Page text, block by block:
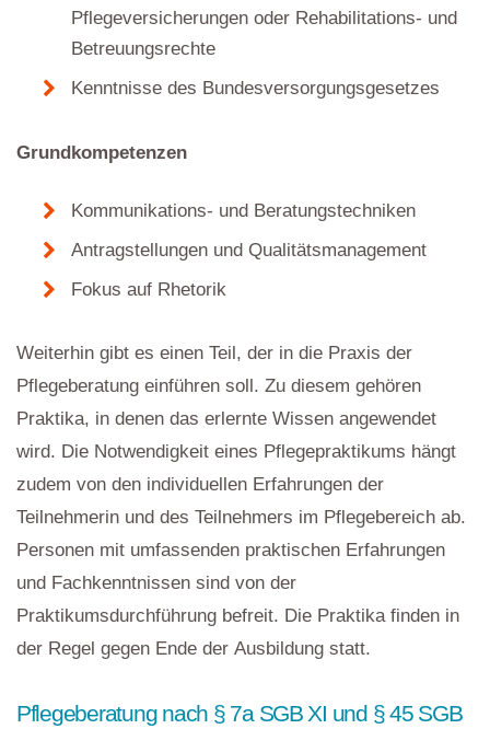
Pflegeversicherungen oder Rehabilitations- und
Betreuungsrechte
Kenntnisse des Bundesversorgungsgesetzes
Grundkompetenzen
Kommunikations- und Beratungstechniken
Antragstellungen und Qualitätsmanagement
Fokus auf Rhetorik
Weiterhin gibt es einen Teil, der in die Praxis der
Pflegeberatung einführen soll. Zu diesem gehören
Praktika, in denen das erlernte Wissen angewendet
wird. Die Notwendigkeit eines Pflegepraktikums hängt
zudem von den individuellen Erfahrungen der
Teilnehmerin und des Teilnehmers im Pflegebereich ab.
Personen mit umfassenden praktischen Erfahrungen
und Fachkenntnissen sind von der
Praktikumsdurchführung befreit. Die Praktika finden in
der Regel gegen Ende der Ausbildung statt.
Pflegeberatung nach § 7a SGB XI und § 45 SGB